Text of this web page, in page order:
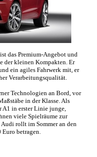
das Premium-Angebot und
der kleinen Kompakten. Er
ein agiles Fahrwerk mit, er
Verarbeitungsqualität.
Technologien an Bord, vor
in der Klasse. Als
A1 in erster Linie junge,
viele Spielräume zur
rollt im Sommer an den
Euro betragen.